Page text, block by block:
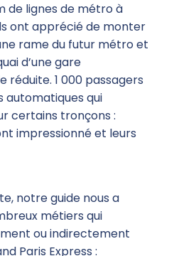
de lignes de métro à
ont apprécié de monter
rame du futur métro et
d’une gare
réduite. 1 000 passagers
automatiques qui
certains tronçons :
impressionné et leurs
notre guide nous a
métiers qui
ou indirectement
Paris Express :